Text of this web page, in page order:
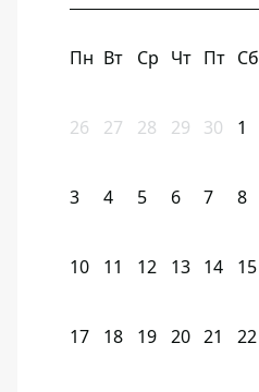
Пн Вт Ср Чт Пт Сб
26 27 28 29 30 1
3 4 5 6 7 8
10 11 12 13 14 15
17 18 19 20 21 22